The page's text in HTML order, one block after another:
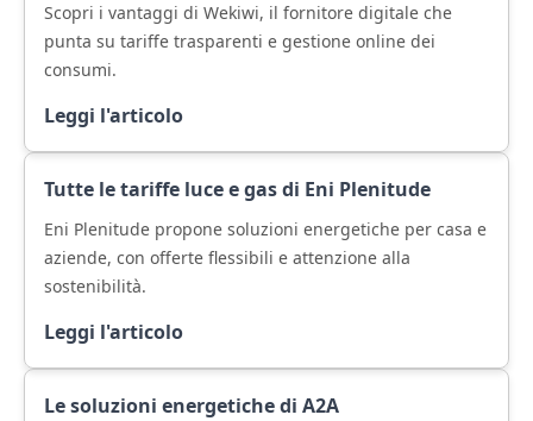
Scopri i vantaggi di Wekiwi, il fornitore digitale che
punta su tariffe trasparenti e gestione online dei
consumi.
Leggi l'articolo
Tutte le tariffe luce e gas di Eni Plenitude
Eni Plenitude propone soluzioni energetiche per casa e
aziende, con offerte flessibili e attenzione alla
sostenibilità.
Leggi l'articolo
Le soluzioni energetiche di A2A